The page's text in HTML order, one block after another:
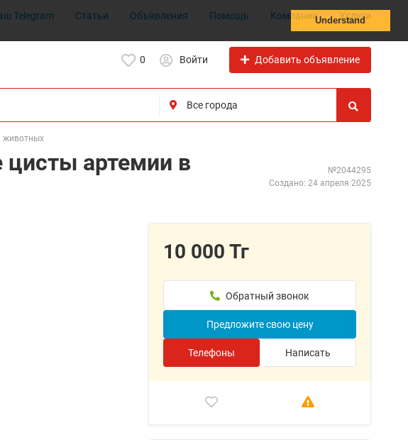
Understand
Telegram Статьи Объявления Помощь Компании Услуги
0 Войти Добавить объявление
животных
цисты артемии в
№2044295
Создано: 24 апреля 2025
10 000 Тг
Обратный звонок
Предложите свою цену
Телефоны Написать